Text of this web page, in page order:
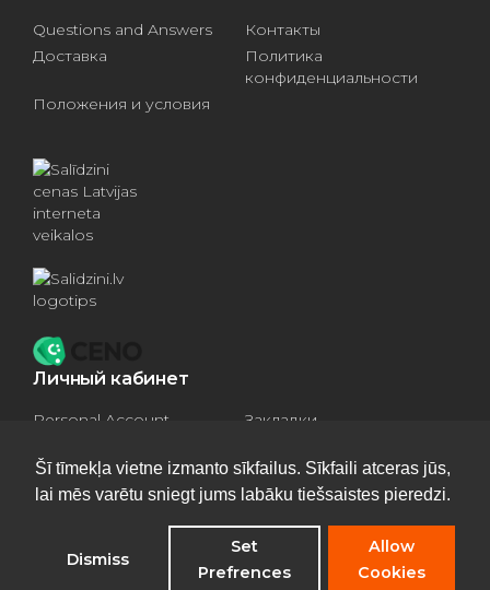
Šī tīmekļa vietne izmanto sīkfailus. Sīkfaili atceras jūs,
lai mēs varētu sniegt jums labāku tiešsaistes pieredzi.
Dismiss
Set
Prefrences
Allow
Cookies
Questions and Answers
Контакты
Доставка
Политика
конфиденциальности
Положения и условия
Личный кабинет
Personal Account
Закладки
Privacy Policy